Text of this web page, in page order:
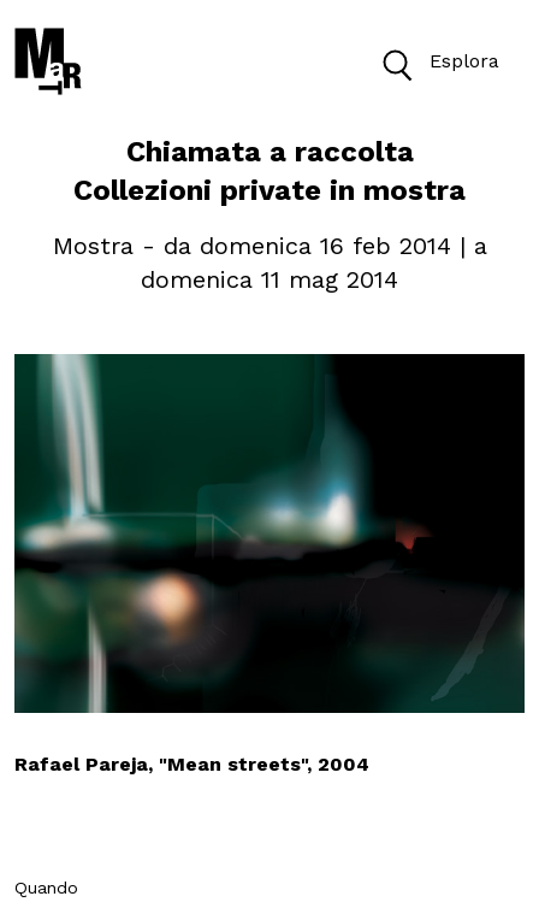
Esplora
Oggi il Museo è aperto dalle 10 alle 19.30
Cerca nel sito
Cerca
VISITA
ACCESSIBILITÀ
MOSTRE ED EVENTI
OPERE E ARCHIVI
Chiamata a raccolta
Collezioni private in mostra
Mostra - da domenica 16 feb 2014 | a
domenica 11 mag 2014
Rafael Pareja, "Mean streets", 2004
Quando